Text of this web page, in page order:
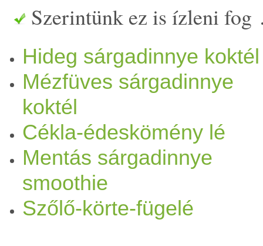
Szerintünk ez is ízleni
Hideg sárgadinnye koktél
Mézfüves sárgadinnye
koktél
Cékla-édeskömény lé
Mentás sárgadinnye
smoothie
Szőlő-körte-fügelé